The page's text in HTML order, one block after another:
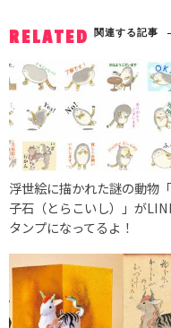
RELATED 関連する記事
浮世絵に描かれた謎の動物
子石（とらこいし）」が
タンプになってるよ！